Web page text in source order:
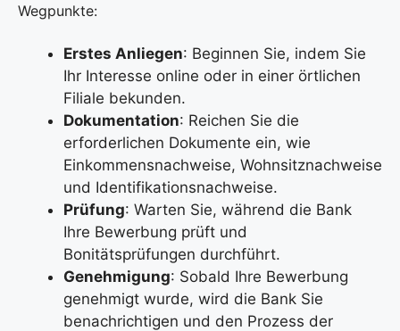
Wegpunkte:
Erstes Anliegen: Beginnen Sie, indem Sie
Ihr Interesse online oder in einer örtlichen
Filiale bekunden.
Dokumentation: Reichen Sie die
erforderlichen Dokumente ein, wie
Einkommensnachweise, Wohnsitznachweise
und Identifikationsnachweise.
Prüfung: Warten Sie, während die Bank
Ihre Bewerbung prüft und
Bonitätsprüfungen durchführt.
Genehmigung: Sobald Ihre Bewerbung
genehmigt wurde, wird die Bank Sie
benachrichtigen und den Prozess der